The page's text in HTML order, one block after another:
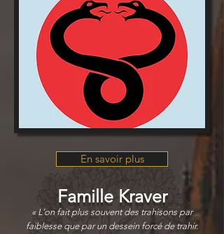
En savoir plus
Famille Kraver
« L’on fait plus souvent des trahisons par
faiblesse que par un dessein forcé de trahir.